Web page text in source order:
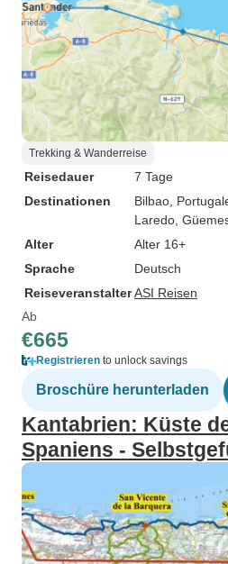
Trekking & Wanderreise
Reisedauer
7 Tage
Destinationen
Bilbao ,
Laredo ,
Alter
Alter 16+
Sprache
Deutsch
ReiseveranstalterASI Reisen
Ab
€665
Registrieren to unlock savings
Broschüre herunterladen
Kantabrien: Küste
Spaniens -